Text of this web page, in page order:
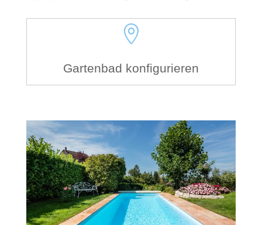

Gartenbad konfigurieren